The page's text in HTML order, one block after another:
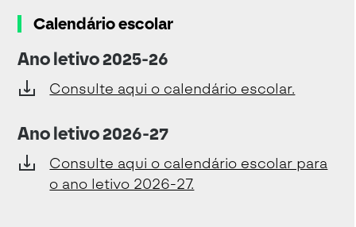
Calendário escolar
Ano letivo 2025-26
Consulte aqui o calendário escolar.
Ano letivo 2026-27
Consulte aqui o calendário escolar para
o ano letivo 2026-27.